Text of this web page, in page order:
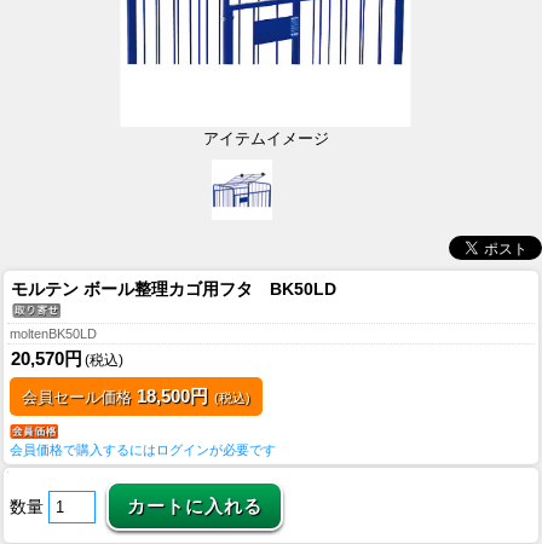
アイテムイメージ
モルテン ボール整理カゴ用フタ BK50LD
moltenBK50LD
20,570円 (税込)
会員セール価格 18,500円 (税込)
会員価格で購入するにはログインが必要です
数量